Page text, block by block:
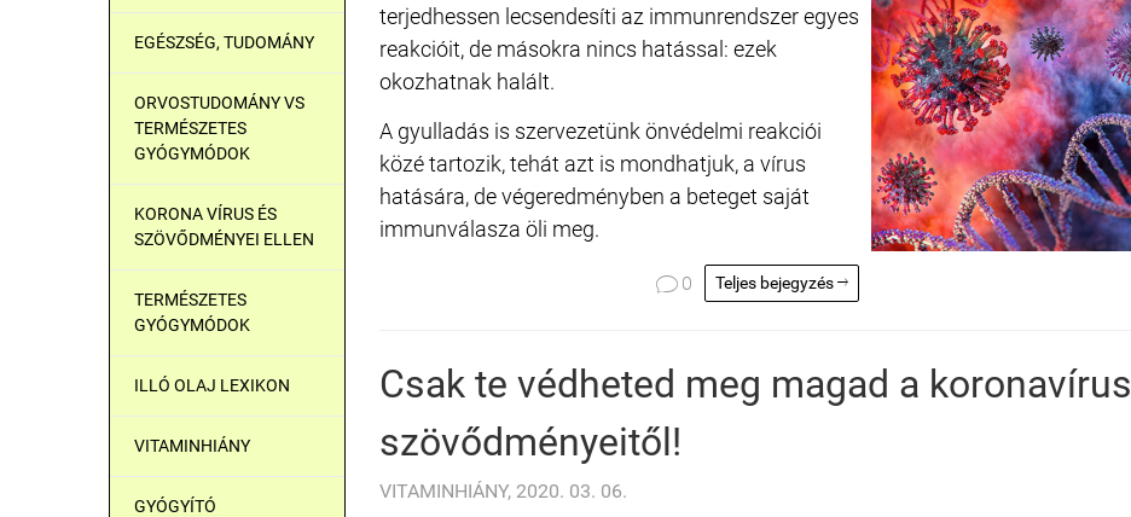
EGÉSZSÉG, TUDOMÁNY
ORVOSTUDOMÁNY VS
TERMÉSZETES
GYÓGYMÓDOK
KORONA VÍRUS ÉS
SZÖVŐDMÉNYEI ELLEN
TERMÉSZETES
GYÓGYMÓDOK
ILLÓ OLAJ LEXIKON
VITAMINHIÁNY
GYÓGYÍTÓ
terjedhessen lecsendesíti az immunrendszer egyes
reakcióit, de másokra nincs hatással: ezek
okozhatnak halált.
A gyulladás is szervezetünk önvédelmi reakciói
közé tartozik, tehát azt is mondhatjuk, a vírus
hatására, de végeredményben a beteget saját
immunválasza öli meg.
 0 Teljes bejegyzés 
Csak te védheted meg magad a koronavírus
szövődményeitől!
VITAMINHIÁNY, 2020. 03. 06.